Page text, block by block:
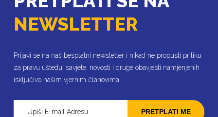
NEWSLETTER
Prijavi se na naš besplatni newsletter i nikad ne propusti priliku
za pravu uštedu, savjete, novosti i druge obavjesti namjenjenih
isključivo našim vjernim članovima.
PRETPLATI ME